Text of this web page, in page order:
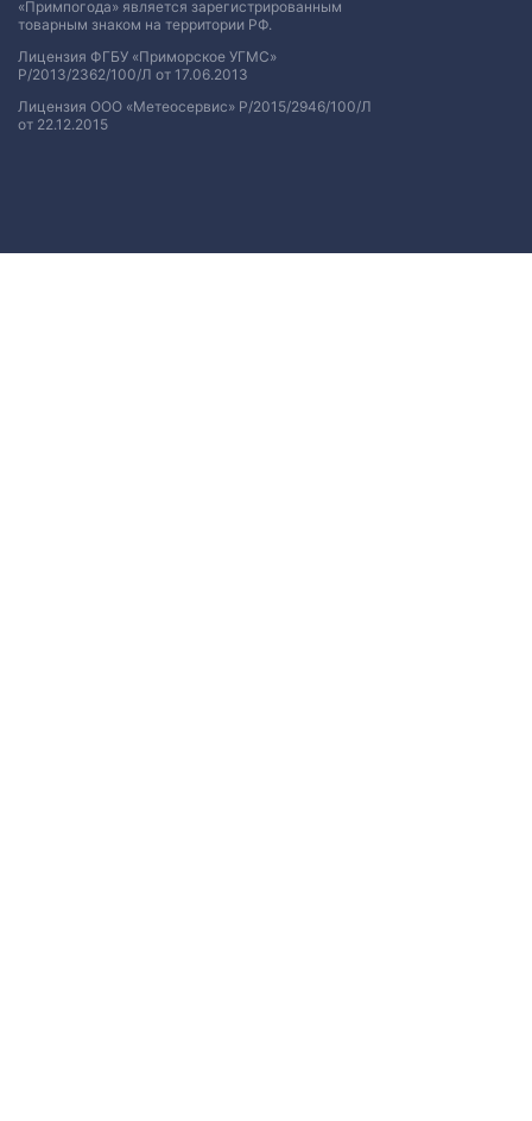
«Примпогода» является зарегистрированным
товарным знаком на территории РФ.
Лицензия ФГБУ «Приморское УГМС»
Р/2013/2362/100/Л от 17.06.2013
Лицензия ООО «Метеосервис» Р/2015/2946/100/Л
от 22.12.2015